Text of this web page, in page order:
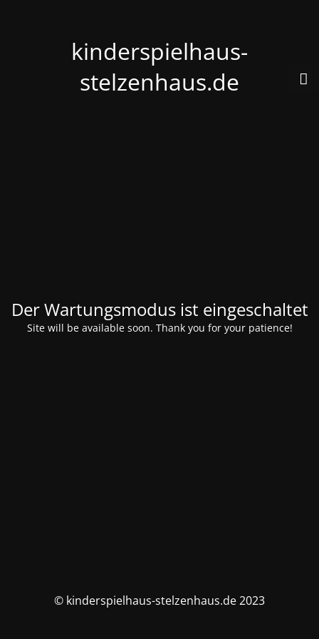
kinderspielhaus-
stelzenhaus.de
Der Wartungsmodus ist eingeschaltet
Site will be available soon. Thank you for your patience!
© kinderspielhaus-stelzenhaus.de 2023